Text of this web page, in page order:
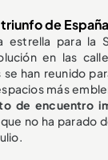
de España
estrella para la
en las
han reunido
más
de encuentro
que no ha parado